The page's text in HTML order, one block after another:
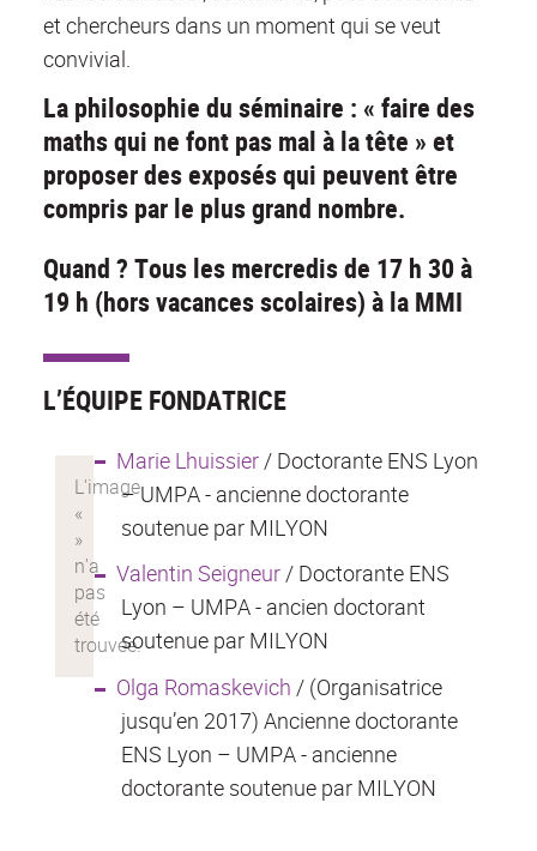
et chercheurs dans un moment qui se veut
convivial.
La philosophie du séminaire : « faire des
maths qui ne font pas mal à la tête » et
proposer des exposés qui peuvent être
compris par le plus grand nombre.
Quand ? Tous les mercredis de 17 h 30 à
19 h (hors vacances scolaires) à la MMI
L’ÉQUIPE FONDATRICE
Marie Lhuissier / Doctorante ENS Lyon
– UMPA - ancienne doctorante
soutenue par MILYON
Valentin Seigneur/ Doctorante ENS
Lyon – UMPA - ancien doctorant
soutenue par MILYON
Olga Romaskevich / (Organisatrice
jusqu’en 2017) Ancienne doctorante
ENS Lyon – UMPA - ancienne
doctorante soutenue par MILYON